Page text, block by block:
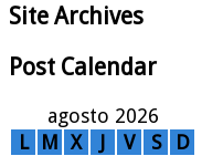
Site Archives
Post Calendar
agosto 2026
L
M X J V S
D